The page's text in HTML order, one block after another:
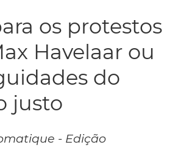
os protestos
Havelaar ou
do
justo
- Edição